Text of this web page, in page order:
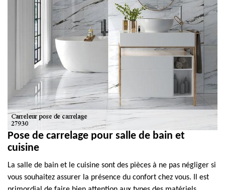
Pose de carrelage pour salle de bain et
cuisine
La salle de bain et le cuisine sont des pièces à ne pas négliger si
vous souhaitez assurer la présence du confort chez vous. Il est